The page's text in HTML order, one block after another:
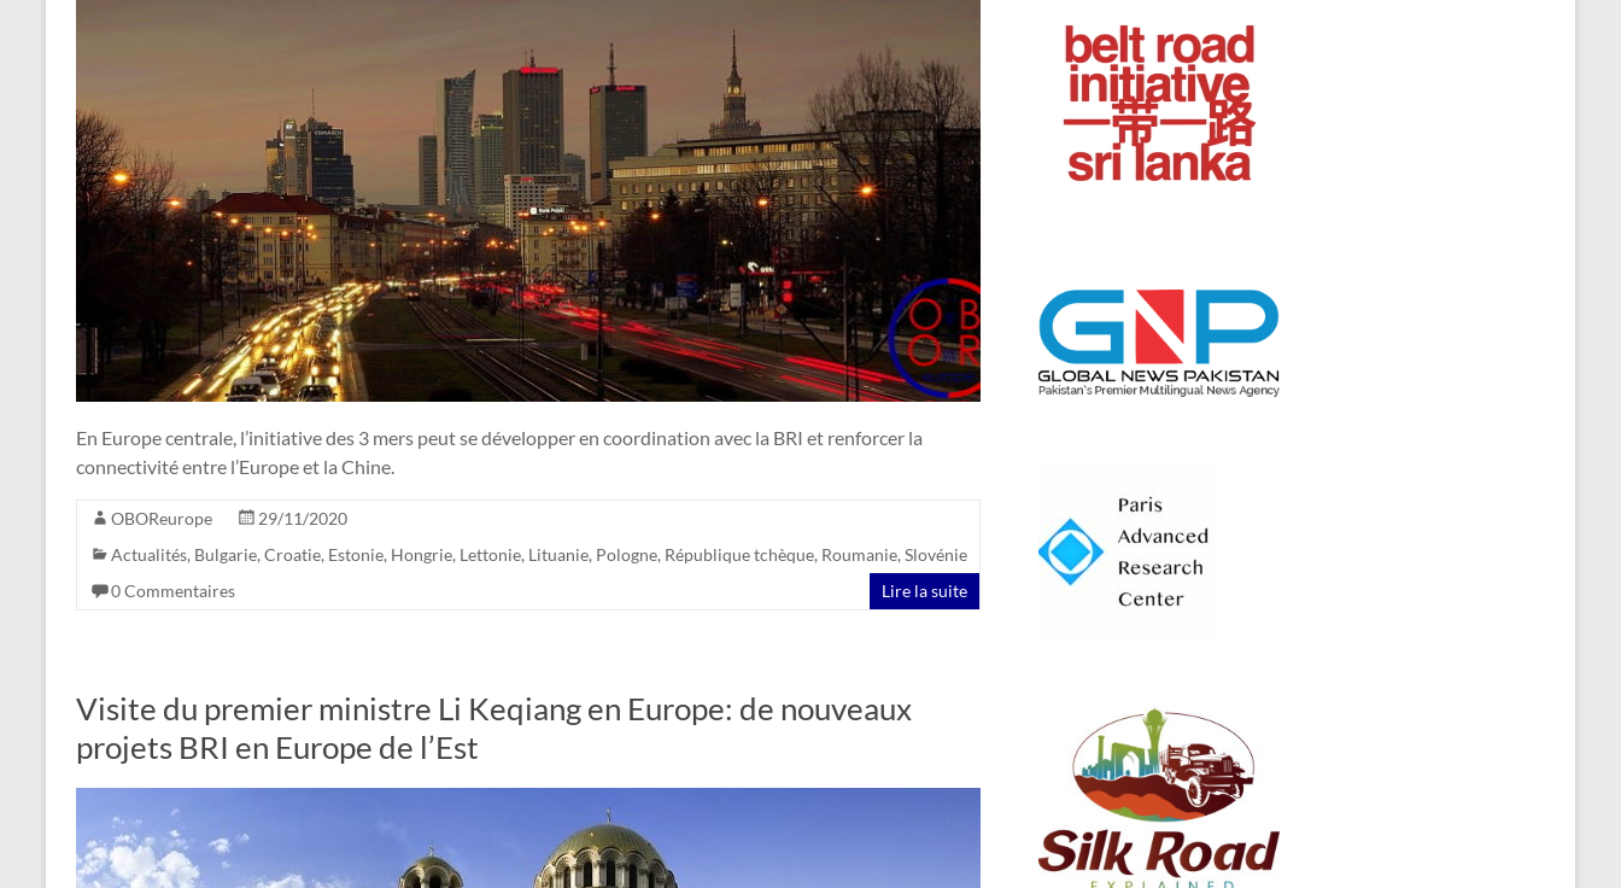
En Europe centrale, l’initiative des 3 mers peut se développer en coordination avec la BRI et renforcer la
connectivité entre l’Europe et la Chine.
OBOReurope
29/11/2020
Actualités, Bulgarie, Croatie, Estonie, Hongrie, Lettonie, Lituanie, Pologne, République tchèque, Roumanie, Slovénie
0 Commentaires
Lire la suite
Visite du premier ministre Li Keqiang en Europe: de nouveaux
projets BRI en Europe de l’Est